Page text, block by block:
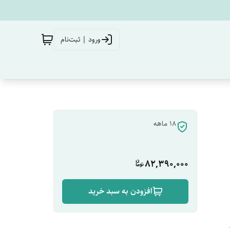
ورود | ثبت‌نام
18 ماهه
82,390,000
افزودن به سبد خرید